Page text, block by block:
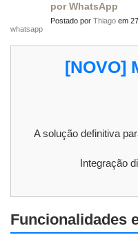
por WhatsApp
Postado por Thiago em
whatsapp
[NOVO]
A solução definitiva
Integração
Funcionalidades